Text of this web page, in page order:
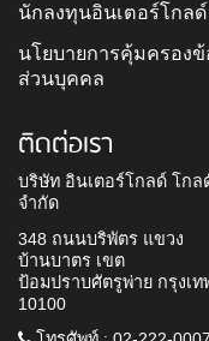
นักลงทุนอินเตอร์โกลด์
นโยบายการคุ้มครอง
ส่วนบุคคล
ติดต่อเรา
บริษัท อินเตอร์โกลด์ โกล
จำกัด
348 ถนนบริพัตร แขวง
บ้านบาตร เขต
ป้อมปราบศัตรูพ่าย กรุงเท
10100